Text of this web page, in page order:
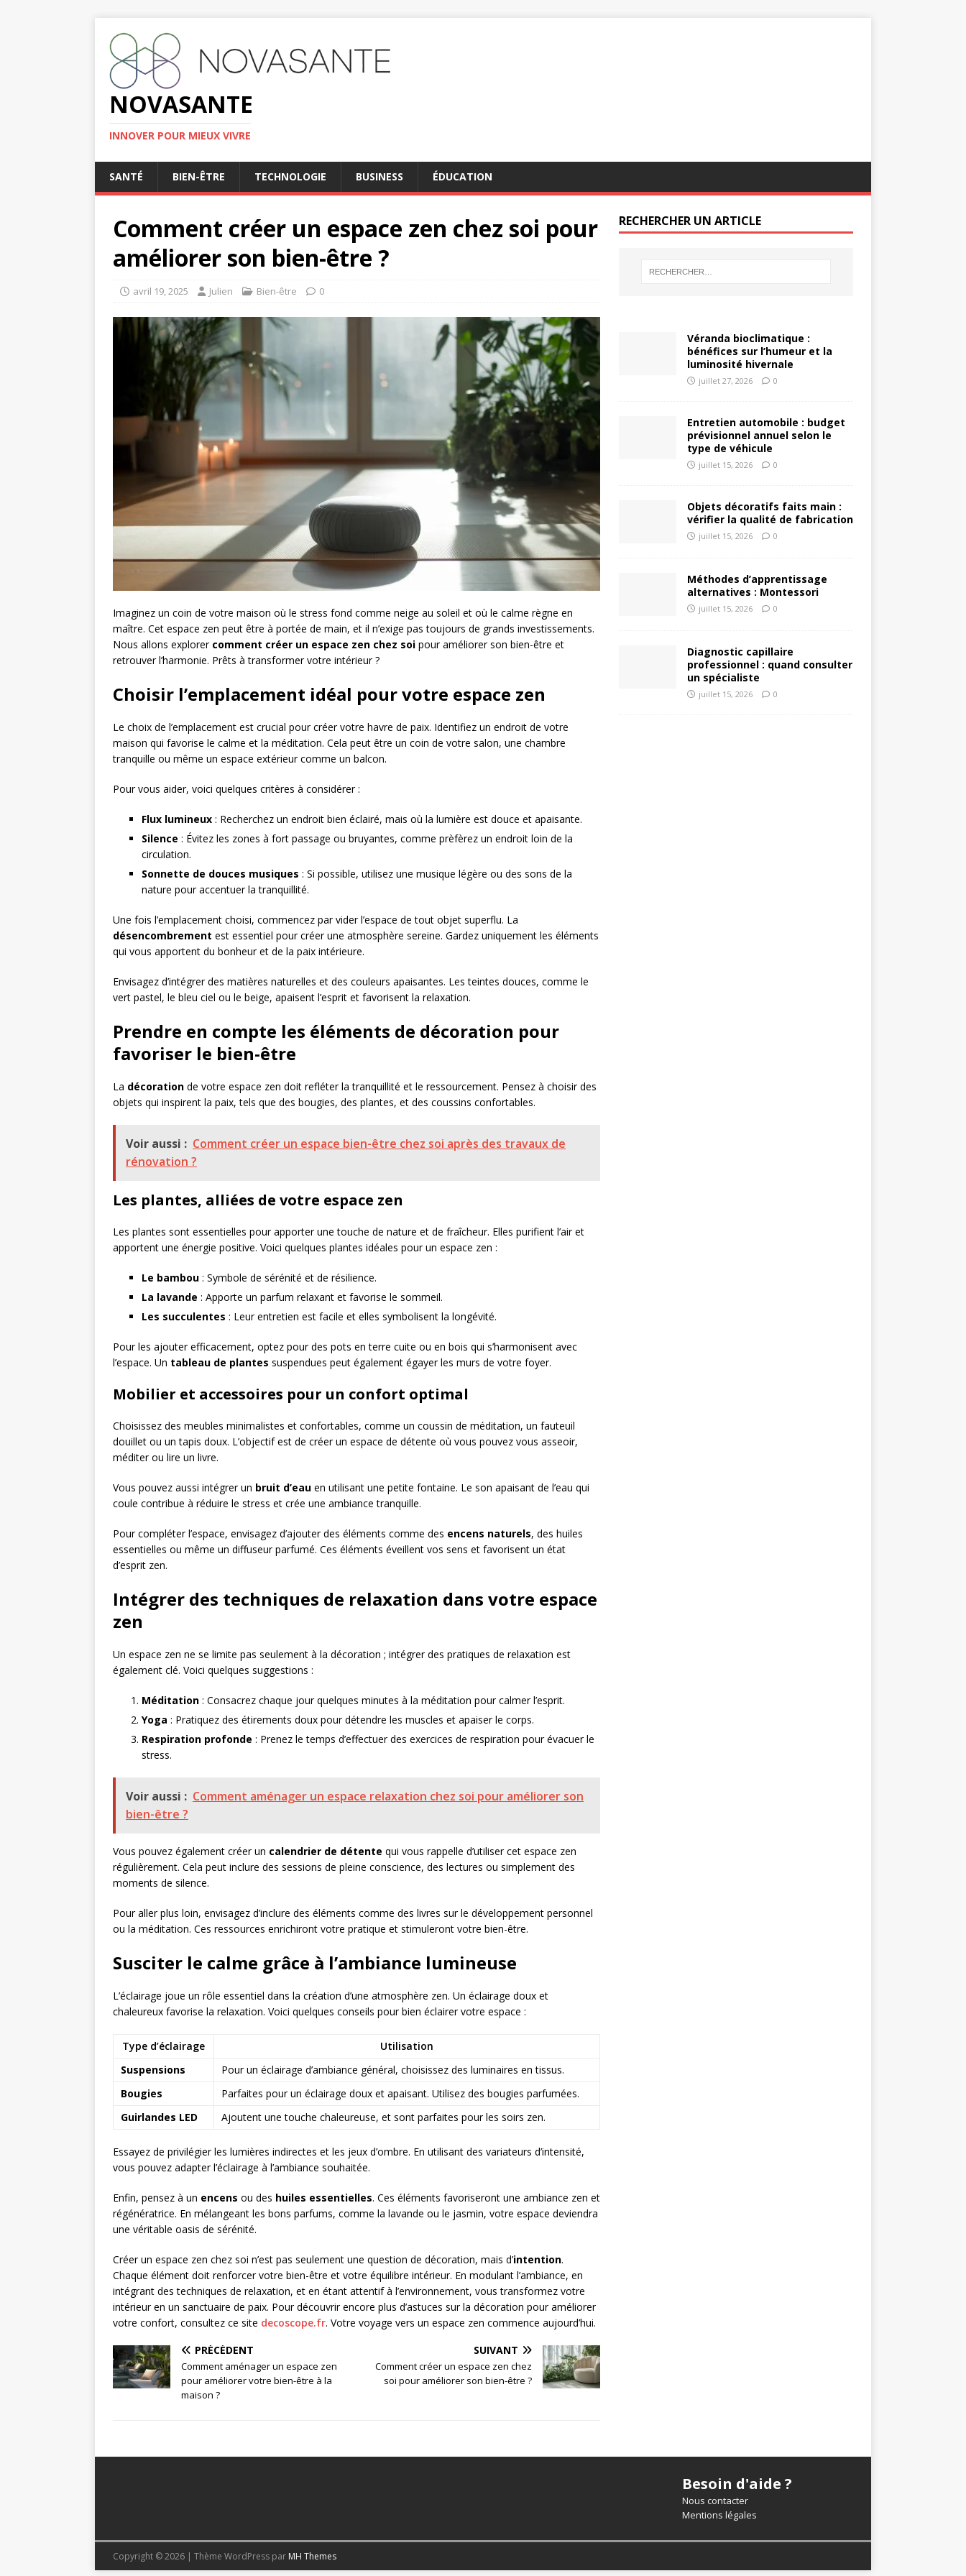
NOVASANTE
INNOVER POUR MIEUX VIVRE
SANTÉ BIEN-ÊTRE TECHNOLOGIE BUSINESS ÉDUCATION
Comment créer un espace zen chez soi pour
améliorer son bien-être ?
avril 19, 2025 Julien Bien-être 0
Imaginez un coin de votre maison où le stress fond comme neige au soleil et où le calme règne en
maître. Cet espace zen peut être à portée de main, et il n’exige pas toujours de grands investissements.
Nous allons explorer comment créer un espace zen chez soi pour améliorer son bien-être et
retrouver l’harmonie. Prêts à transformer votre intérieur ?
Choisir l’emplacement idéal pour votre espace zen
Le choix de l’emplacement est crucial pour créer votre havre de paix. Identifiez un endroit de votre
maison qui favorise le calme et la méditation. Cela peut être un coin de votre salon, une chambre
tranquille ou même un espace extérieur comme un balcon.
Pour vous aider, voici quelques critères à considérer :
Flux lumineux : Recherchez un endroit bien éclairé, mais où la lumière est douce et apaisante.
Silence : Évitez les zones à fort passage ou bruyantes, comme prèfèrez un endroit loin de la
circulation.
Sonnette de douces musiques : Si possible, utilisez une musique légère ou des sons de la
nature pour accentuer la tranquillité.
Une fois l’emplacement choisi, commencez par vider l’espace de tout objet superflu. La
désencombrement est essentiel pour créer une atmosphère sereine. Gardez uniquement les éléments
qui vous apportent du bonheur et de la paix intérieure.
Envisagez d’intégrer des matières naturelles et des couleurs apaisantes. Les teintes douces, comme le
vert pastel, le bleu ciel ou le beige, apaisent l’esprit et favorisent la relaxation.
Prendre en compte les éléments de décoration pour
favoriser le bien-être
La décoration de votre espace zen doit refléter la tranquillité et le ressourcement. Pensez à choisir des
objets qui inspirent la paix, tels que des bougies, des plantes, et des coussins confortables.
Voir aussi : Comment créer un espace bien-être chez soi après des travaux de
rénovation ?
Les plantes, alliées de votre espace zen
Les plantes sont essentielles pour apporter une touche de nature et de fraîcheur. Elles purifient l’air et
apportent une énergie positive. Voici quelques plantes idéales pour un espace zen :
Le bambou : Symbole de sérénité et de résilience.
La lavande : Apporte un parfum relaxant et favorise le sommeil.
Les succulentes : Leur entretien est facile et elles symbolisent la longévité.
Pour les ajouter efficacement, optez pour des pots en terre cuite ou en bois qui s’harmonisent avec
l’espace. Un tableau de plantes suspendues peut également égayer les murs de votre foyer.
Mobilier et accessoires pour un confort optimal
Choisissez des meubles minimalistes et confortables, comme un coussin de méditation, un fauteuil
douillet ou un tapis doux. L’objectif est de créer un espace de détente où vous pouvez vous asseoir,
méditer ou lire un livre.
Vous pouvez aussi intégrer un bruit d’eau en utilisant une petite fontaine. Le son apaisant de l’eau qui
coule contribue à réduire le stress et crée une ambiance tranquille.
Pour compléter l’espace, envisagez d’ajouter des éléments comme des encens naturels, des huiles
essentielles ou même un diffuseur parfumé. Ces éléments éveillent vos sens et favorisent un état
d’esprit zen.
Intégrer des techniques de relaxation dans votre espace
zen
Un espace zen ne se limite pas seulement à la décoration ; intégrer des pratiques de relaxation est
également clé. Voici quelques suggestions :
Méditation : Consacrez chaque jour quelques minutes à la méditation pour calmer l’esprit.
Yoga : Pratiquez des étirements doux pour détendre les muscles et apaiser le corps.
Respiration profonde : Prenez le temps d’effectuer des exercices de respiration pour évacuer le
stress.
Voir aussi : Comment aménager un espace relaxation chez soi pour améliorer son
bien-être ?
Vous pouvez également créer un calendrier de détente qui vous rappelle d’utiliser cet espace zen
régulièrement. Cela peut inclure des sessions de pleine conscience, des lectures ou simplement des
moments de silence.
Pour aller plus loin, envisagez d’inclure des éléments comme des livres sur le développement personnel
ou la méditation. Ces ressources enrichiront votre pratique et stimuleront votre bien-être.
Susciter le calme grâce à l’ambiance lumineuse
L’éclairage joue un rôle essentiel dans la création d’une atmosphère zen. Un éclairage doux et
chaleureux favorise la relaxation. Voici quelques conseils pour bien éclairer votre espace :
Type d’éclairage
Utilisation
Suspensions
Pour un éclairage d’ambiance général, choisissez des luminaires en tissus.
Bougies
Parfaites pour un éclairage doux et apaisant. Utilisez des bougies parfumées.
Guirlandes LED
Ajoutent une touche chaleureuse, et sont parfaites pour les soirs zen.
Essayez de privilégier les lumières indirectes et les jeux d’ombre. En utilisant des variateurs d’intensité,
vous pouvez adapter l’éclairage à l’ambiance souhaitée.
Enfin, pensez à un encens ou des huiles essentielles. Ces éléments favoriseront une ambiance zen et
régénératrice. En mélangeant les bons parfums, comme la lavande ou le jasmin, votre espace deviendra
une véritable oasis de sérénité.
Créer un espace zen chez soi n’est pas seulement une question de décoration, mais d’intention.
Chaque élément doit renforcer votre bien-être et votre équilibre intérieur. En modulant l’ambiance, en
intégrant des techniques de relaxation, et en étant attentif à l’environnement, vous transformez votre
intérieur en un sanctuaire de paix. Pour découvrir encore plus d’astuces sur la décoration pour améliorer
votre confort, consultez ce site decoscope.fr. Votre voyage vers un espace zen commence aujourd’hui.
PRÉCÉDENT
Comment aménager un espace zen
pour améliorer votre bien-être à la
maison ?
SUIVANT
Comment créer un espace zen chez
soi pour améliorer son bien-être ?
RECHERCHER UN ARTICLE
Véranda bioclimatique :
bénéfices sur l’humeur et la
luminosité hivernale
juillet 27, 2026 0
Entretien automobile : budget
prévisionnel annuel selon le
type de véhicule
juillet 15, 2026 0
Objets décoratifs faits main :
vérifier la qualité de fabrication
juillet 15, 2026 0
Méthodes d’apprentissage
alternatives : Montessori
juillet 15, 2026 0
Diagnostic capillaire
professionnel : quand consulter
un spécialiste
juillet 15, 2026 0
Besoin d'aide ?
Nous contacter
Mentions légales
Copyright © 2026 | Thème WordPress par MH Themes